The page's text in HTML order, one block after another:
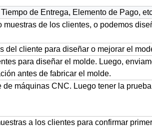
de Entrega, Elemento de Pago,
muestras de los clientes, o podemos
del cliente para diseñar o mejorar el
para diseñar el molde. Luego,
antes de fabricar el molde.
de máquinas CNC. Luego tener la
a los clientes para confirmar